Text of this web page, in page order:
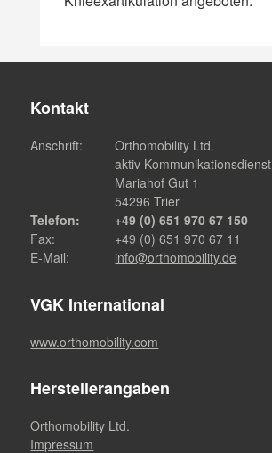
Kontakt
Anschrift:
Orthomobility Ltd.
aktiv Kommunikationsdienst
Mariahof Gut 1
54296 Trier
Telefon:
+49 (0) 651 970 67 150
Fax:
+49 (0) 651 970 67 11
E-Mail:
info@orthomobility.de
VGK International
www.orthomobility.com
Herstellerangaben
Orthomobility Ltd.
Impressum